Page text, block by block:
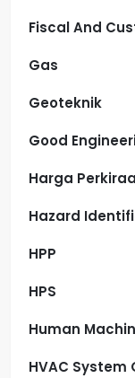
Fiscal And
Gas
Geoteknik
Good
Harga
Hazard
HPP
HPS
Human
HVAC System